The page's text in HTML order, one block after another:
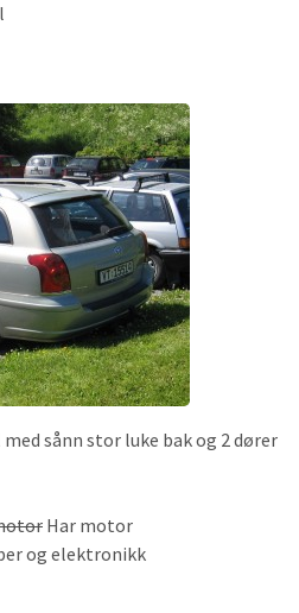
sånn stor luke bak og 2 dører
Har motor
og elektronikk